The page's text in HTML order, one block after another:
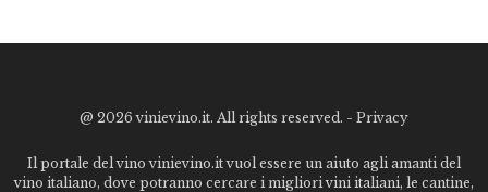
@ 2026 vinievino.it. All rights reserved. - Privacy
Il portale del vino vinievino.it vuol essere un aiuto agli amanti del
vino italiano, dove potranno cercare i migliori vini italiani, le cantine,